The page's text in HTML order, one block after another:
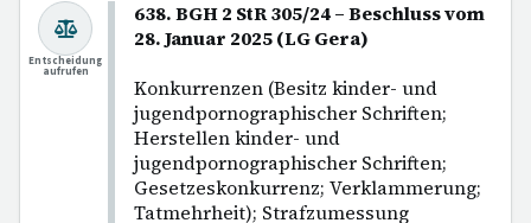
638. BGH 2 StR 305/24 – Beschluss vom
28. Januar 2025 (LG Gera)
Konkurrenzen (Besitz kinder- und
jugendpornographischer Schriften;
Herstellen kinder- und
jugendpornographischer Schriften;
Gesetzeskonkurrenz; Verklammerung;
Tatmehrheit); Strafzumessung
Entscheidung
aufrufen